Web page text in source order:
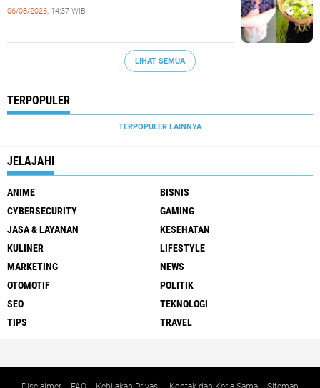
06/08/2026, 14:37 WIB
LIHAT SEMUA
TERPOPULER
TERPOPULER LAINNYA
JELAJAHI
ANIME
BISNIS
CYBERSECURITY
GAMING
JASA & LAYANAN
KESEHATAN
KULINER
LIFESTYLE
MARKETING
NEWS
OTOMOTIF
POLITIK
SEO
TEKNOLOGI
TIPS
TRAVEL